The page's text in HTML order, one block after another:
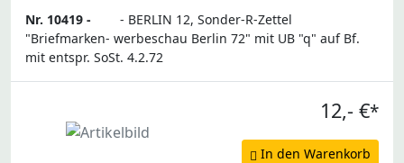
Nr. 10419 -
- BERLIN 12, Sonder-R-Zettel
"Briefmarken- werbeschau Berlin 72" mit UB "q" auf Bf.
mit entspr. SoSt. 4.2.72
12,- €*
In den Warenkorb